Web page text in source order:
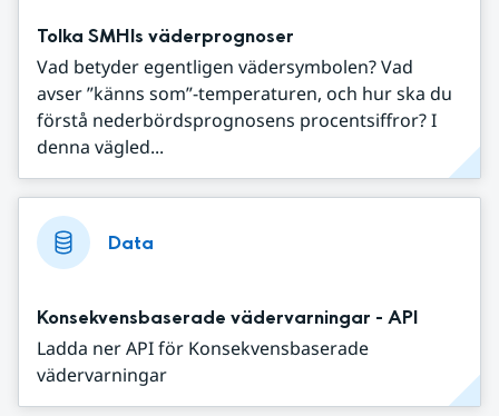
Tolka SMHIs väderprognoser
Vad betyder egentligen vädersymbolen? Vad
avser ”känns som”-temperaturen, och hur ska du
förstå nederbördsprognosens procentsiffror? I
denna vägled...
Data
Konsekvensbaserade vädervarningar - API
Ladda ner API för Konsekvensbaserade
vädervarningar